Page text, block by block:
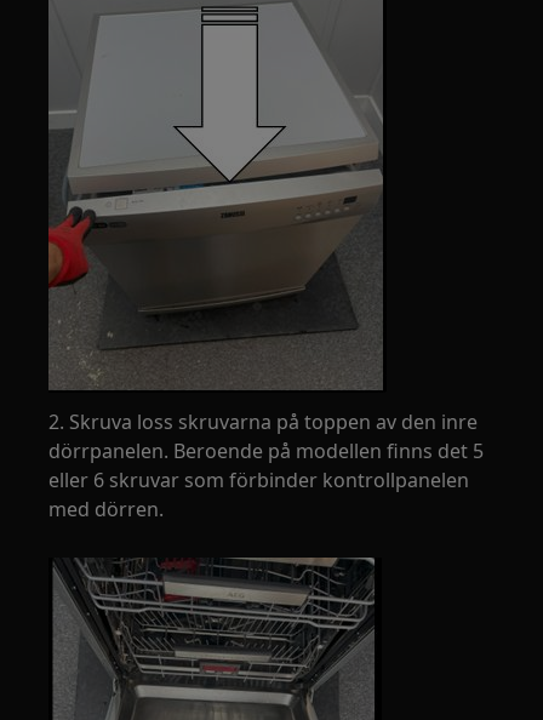
2. Skruva loss skruvarna på toppen av den inre
dörrpanelen. Beroende på modellen finns det 5
eller 6 skruvar som förbinder kontrollpanelen
med dörren.